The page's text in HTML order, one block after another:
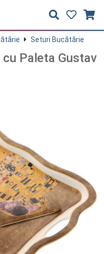
Seturi Bucătărie
Paleta Gustav